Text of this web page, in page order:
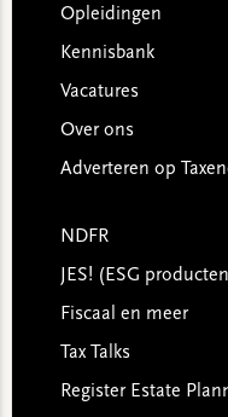
Opleidingen
Kennisbank
Vacatures
Over ons
Adverteren op
NDFR
JES! (ESG
Fiscaal en meer
Tax Talks
Register Estate